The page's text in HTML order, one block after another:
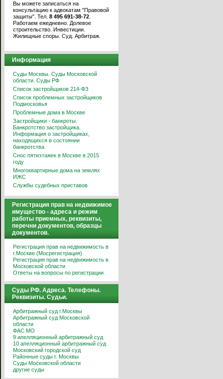
Вы можете записаться на
консультацию к адвокатам "Правовой
защиты". Тел. 8 495 691-38-72
Работаем ежедневно. Долевое
строительство. Инвестиции.
Жилищные споры. Суд. Арбитраж.
Информация
Суды Москвы. Суды Московской
области. Суды РФ
Список застройщиков 214-ФЗ
Список проблемных застройщиков
Подмосковья
Проблемные дома в Москве
Застройщики - банкроты.
Банкротство застройщика.
Информация о застройщиках,
находящихся в состоянии
банкротства
Снос пятиэтажек в Москве в 2015
году
Многоквартирные дома на землях
ИЖС
Службы судебных приставов
Регистрация прав на недвижимое
имущество - адреса и режим
работы приемных, реквизиты,
перечни документов, образцы
документов.
Регистрация прав на недвижимость в
г.Москве (Мосрегистрация)
Регистрация прав на недвижимость в
Московской области
Ответы на вопросы по регистрации
Суды РФ. Адреса. Телефоны.
Реквизиты. Судьи.
Арбитражный суд г.Москвы
Арбитражный суд Московской
области
ФАС МО
9 апелляционный арбитражный суд
10 апелляционный арбитражный суд
Московский городской суд
Районные суды г. Москвы
Суды Московской области
другие суды